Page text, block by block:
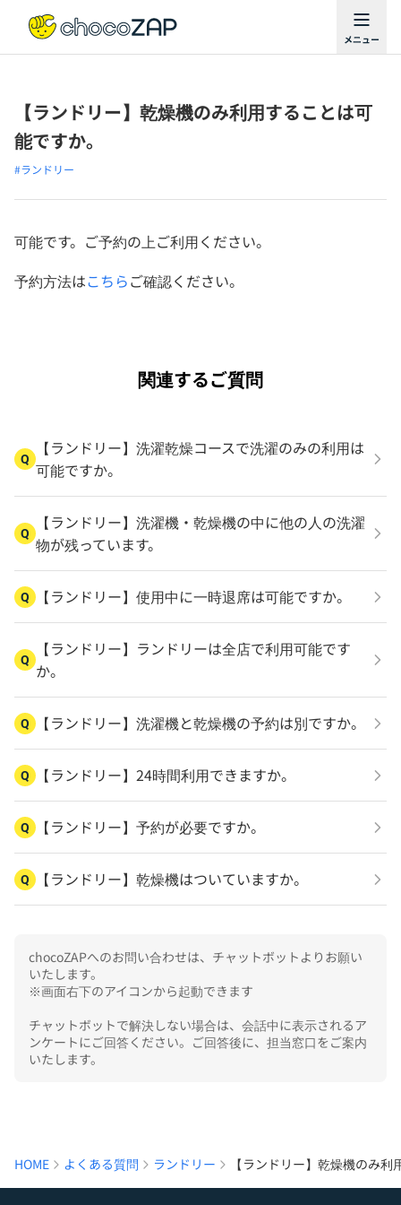
【ランドリー】乾燥機のみ利用することは可
能ですか。
#ランドリー
可能です。ご予約の上ご利用ください。
予約方法はこちらご確認ください。
関連するご質問
Q
【ランドリー】洗濯乾燥コースで洗濯のみの利用は
可能ですか。
Q
【ランドリー】洗濯機・乾燥機の中に他の人の洗濯
物が残っています。
Q 【ランドリー】使用中に一時退席は可能ですか。
Q
【ランドリー】ランドリーは全店で利用可能です
か。
Q 【ランドリー】洗濯機と乾燥機の予約は別ですか。
Q 【ランドリー】24時間利用できますか。
Q 【ランドリー】予約が必要ですか。
Q 【ランドリー】乾燥機はついていますか。
chocoZAPへのお問い合わせは、チャットボットよりお願い
いたします。
※画面右下のアイコンから起動できます
チャットボットで解決しない場合は、会話中に表示されるア
ンケートにご回答ください。ご回答後に、担当窓口をご案内
いたします。
HOME よくある質問 ランドリー 【ランドリー】乾燥機のみ